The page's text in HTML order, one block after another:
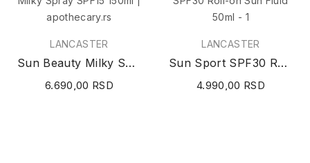
LANCASTER
Sun Beauty Milky Spray SPF15 150ml
6.690,00 RSD
LANCASTER
Sun Sport SPF30 Roll-on Sun Fluid 50ml
4.990,00 RSD